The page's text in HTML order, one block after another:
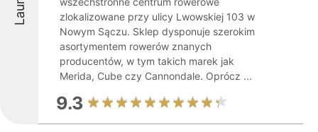
zlokalizowane przy ulicy Lwowskiej 103 w
Nowym Sączu. Sklep dysponuje szerokim
asortymentem rowerów znanych
producentów, w tym takich marek jak
Merida, Cube czy Cannondale. Oprócz ...
9.3